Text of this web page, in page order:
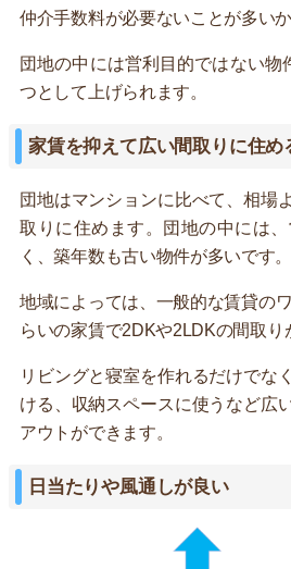
仲介手数料が必要ないことが多いか
団地の中には営利目的ではない物
つとして上げられます。
家賃を抑えて広い間取りに住め
団地はマンションに比べて、相場
取りに住めます。団地の中には
く、築年数も古い物件が多いです。
地域によっては、一般的な賃貸の
らいの家賃で2DKや2LDKの間取り
リビングと寝室を作れるだけでな
ける、収納スペースに使うなど広
アウトができます。
日当たりや風通しが良い